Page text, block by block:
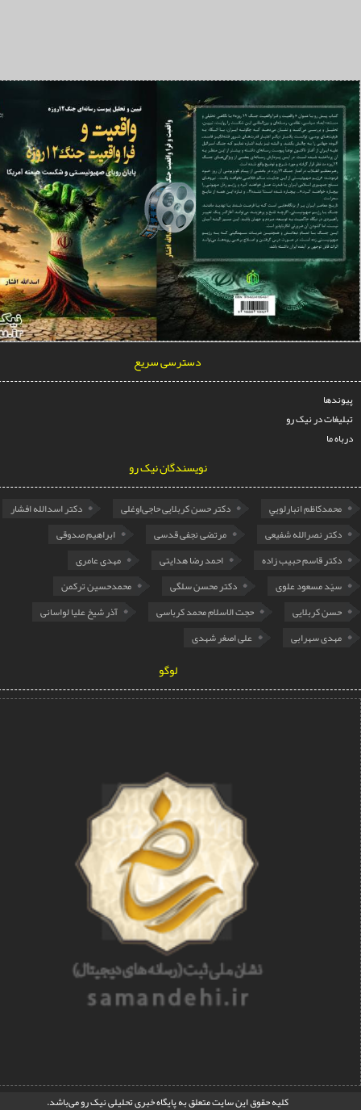
سیاستمدار بحران یا بحرانِ سیاست؟
دژ استوار ایران
رابرت پیپ واکنش نشان می‌دهد: دگرگونی بنیادین در معماری قدرت
و راهبرد آشوب
سوم؛ جنگ اراده‌ها و نبرد برای تغییر موازنه قدرت
خوان جهانی برای مطالبه اجرای عدالت
دسترسی سریع
در نیک رو
نویسندگان نیک رو
انبارلويي دکتر حسن کربلایی حاجی‌اوغلی
دکتر اسدالله افشار
نصرالله شفیعی
مرتضی نجفی قدسی
ابراهیم صدوقی
قاسم حبیب زاده
احمد رضا هدایتی
مهدی عامری
مسعود علوی
دکتر محسن سلگی
محمدحسین ترکمن
کربلایی
حجت الاسلام محمد کرباسی
آذر شیخ علیا لواسانی
سهرابی
علی اصغر شهدی
کليه حقوق اين سايت متعلق بهپایگاه خبری تحلیلی نیک رومی‌باشد.